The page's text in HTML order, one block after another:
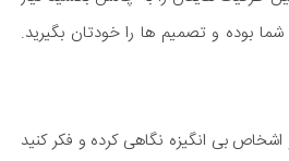
بوده و تصمیم ها را خودتان بگیرید.
اشخاص بی انگیزه نگاهی کرده و فکر کنید